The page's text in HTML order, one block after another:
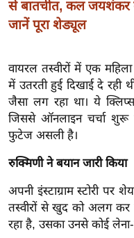
ख्सि
य
यं
ग
इं
डि
या
सा
त्य
ज
ग
से बातचीत, कल जयशंकर के
जानें पूरा शेड्यूल
वायरल तस्वीरों में एक
में उतरती हुई दिखाई दे रही
जैसा लग रहा था। ये
जिससे ऑनलाइन चर्चा
फुटेज असली है।
रुक्मिणी ने बयान जारी किया
अपनी इंस्टाग्राम स्टोरी
तस्वीरों से खुद को अलग कर
रहा है, उसका उनसे कोई लेना-